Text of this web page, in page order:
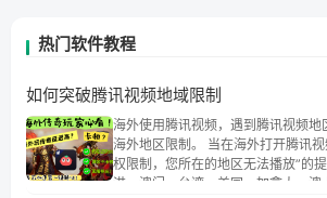
热门软件教程
如何突破腾讯视频地域限制
海外使用腾讯视频，遇到腾讯视频地
海外地区限制。 当在海外打开腾讯视频，却突然弹出“由于版
权限制，您所在的地区无法播放”的提示语。 海外
港、澳门、台湾、美国、加拿大、澳